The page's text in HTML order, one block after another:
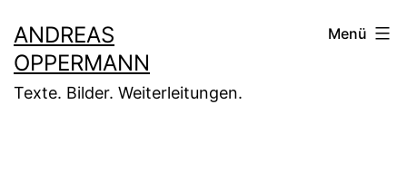
Inhalt
springen
ANDREAS
OPPERMANN
Texte. Bilder. Weiterleitungen.
Menü